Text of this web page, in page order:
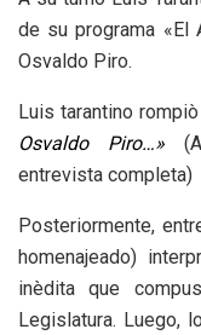
de su programa «El
Osvaldo Piro.
Luis tarantino
Osvaldo Piro…»
entrevista completa)
Posteriormente,
homenajeado)
inèdita que
Legislatura. Luego,